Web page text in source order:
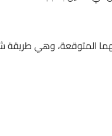
المتوقعة، وهي طريقة